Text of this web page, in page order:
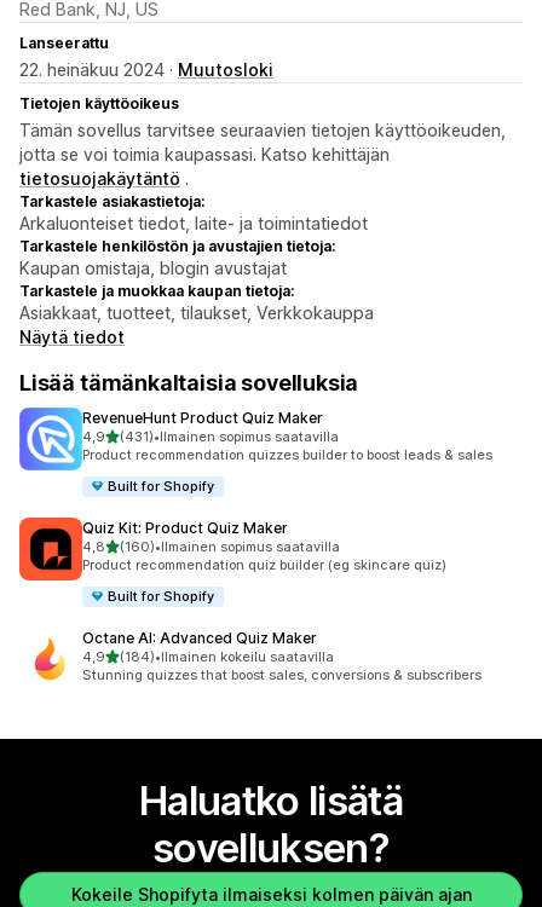
Red Bank, NJ, US
Lanseerattu
22. heinäkuu 2024 · Muutosloki
Tietojen käyttöoikeus
Tämän sovellus tarvitsee seuraavien tietojen käyttöoikeuden,
jotta se voi toimia kaupassasi. Katso kehittäjän
tietosuojakäytäntö .
Tarkastele asiakastietoja:
Arkaluonteiset tiedot, laite- ja toimintatiedot
Tarkastele henkilöstön ja avustajien tietoja:
Kaupan omistaja, blogin avustajat
Tarkastele ja muokkaa kaupan tietoja:
Asiakkaat, tuotteet, tilaukset, Verkkokauppa
Näytä tiedot
Lisää tämänkaltaisia sovelluksia
RevenueHunt Product Quiz Maker
4,9/ 5 tähteä
(431)
431 arvostelua yhteensä
•Ilmainen sopimus saatavilla
Product recommendation quizzes builder to boost leads & sales
Built for Shopify
Quiz Kit: Product Quiz Maker
4,8/ 5 tähteä
(160)
160 arvostelua yhteensä
•Ilmainen sopimus saatavilla
Product recommendation quiz builder (eg skincare quiz)
Built for Shopify
Octane AI: Advanced Quiz Maker
4,9/ 5 tähteä
(184)
184 arvostelua yhteensä
•Ilmainen kokeilu saatavilla
Stunning quizzes that boost sales, conversions & subscribers
Haluatko lisätä
sovelluksen?
Kokeile Shopifyta ilmaiseksi kolmen päivän ajan